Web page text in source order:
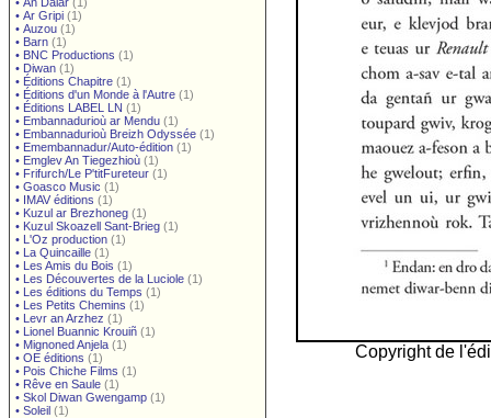
• Ar Gripi (1)
• Auzou (1)
• Barn (1)
• BNC Productions (1)
• Diwan (1)
• Éditions Chapitre (1)
• Éditions d'un Monde à l'Autre (1)
• Éditions LABEL LN (1)
• Embannadurioù ar Mendu (1)
• Embannadurioù Breizh Odyssée (1)
• Emembannadur/Auto-édition (1)
• Emglev An Tiegezhioù (1)
• Frifurch/Le P'titFureteur (1)
• Goasco Music (1)
• IMAV éditions (1)
• Kuzul ar Brezhoneg (1)
• Kuzul Skoazell Sant-Brieg (1)
• L'Oz production (1)
• La Quincaille (1)
• Les Amis du Bois (1)
• Les Découvertes de la Luciole (1)
• Les éditions du Temps (1)
• Les Petits Chemins (1)
• Levr an Arzhez (1)
• Lionel Buannic Krouiñ (1)
• Mignoned Anjela (1)
• OE éditions (1)
• Pois Chiche Films (1)
• Rêve en Saule (1)
• Skol Diwan Gwengamp (1)
• Soleil (1)
Copyright de